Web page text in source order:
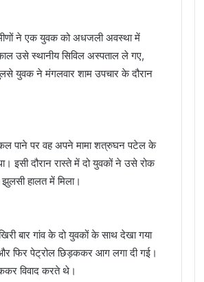
ने एक युवक को अधजली अवस्था में
उसे स्थानीय सिविल अस्पताल ले गए,
युवक ने मंगलवार शाम उपचार के दौरान
पाने पर वह अपने मामा शत्रुघन पटेल के
इसी दौरान रास्ते में दो युवकों ने उसे रोक
हालत में मिला।
बार गांव के दो युवकों के साथ देखा गया
फिर पेट्रोल छिड़ककर आग लगा दी गई।
विवाद करते थे।